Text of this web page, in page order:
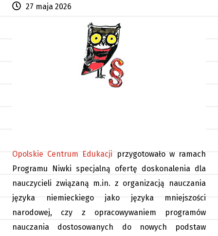
27 maja 2026
Opolskie Centrum Edukacji przygotowało w ramach
Programu Niwki specjalną ofertę doskonalenia dla
nauczycieli związaną m.in. z organizacją nauczania
języka niemieckiego jako języka mniejszości
narodowej, czy z opracowywaniem programów
nauczania dostosowanych do nowych podstaw